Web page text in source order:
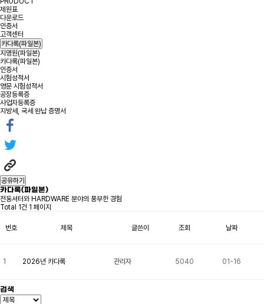
제원표
다운로드
인증서
고객센터
카다록(파일본)
지명원(파일본)
카다록(파일본)
인증서
시험성적서
영문 시험성적서
공장등록증
사업자등록증
지방세, 국세 완납 증명서
공유하기
카다록(파일본)
전동셔터와 HARDWARE 분야의 풍부한 경험
Total 1건 1 페이지
번호 제목 글쓴이 조회 날짜
1 2026년 카다록 관리자 5040 01-16
검색